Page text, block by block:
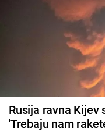
Rusija ravna Kijev
'Trebaju nam